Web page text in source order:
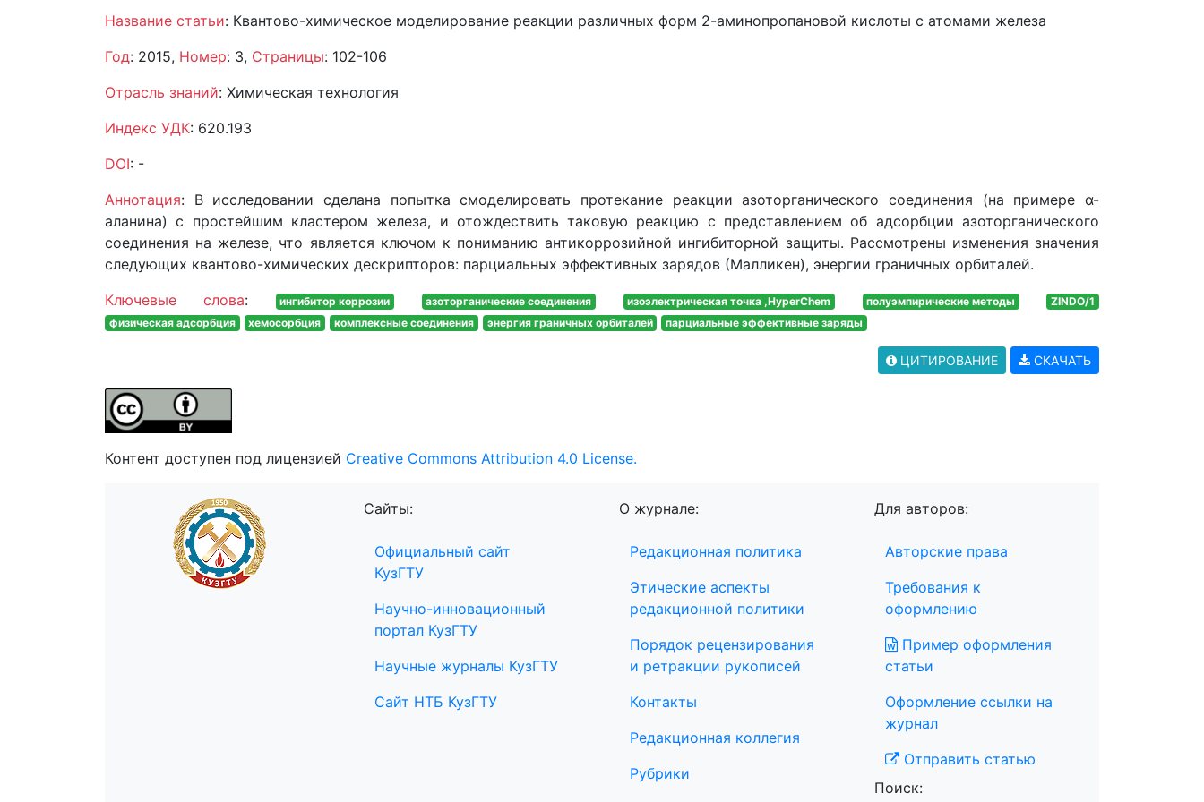
Название статьи: Квантово-химическое моделирование реакции различных форм 2-аминопропановой кислоты с атомами железа
Год: 2015, Номер: 3, Страницы: 102-106
Отрасль знаний: Химическая технология
Индекс УДК: 620.193
DOI: -
Аннотация: В исследовании сделана попытка смоделировать протекание реакции азоторганического соединения (на примере α-
аланина) с простейшим кластером железа, и отождествить таковую реакцию с представлением об адсорбции азоторганического
соединения на железе, что является ключом к пониманию антикоррозийной ингибиторной защиты. Рассмотрены изменения значения
следующих квантово-химических дескрипторов: парциальных эффективных зарядов (Малликен), энергии граничных орбиталей.
Ключевые слова: ингибитор коррозии aзоторганические соединения изоэлектрическая точка ,HyperChem полуэмпирические методы
ZINDO/1
физическая адсорбция
хемосорбция комплексные соединения энергия граничных орбиталей парциальные эффективные заряды
ЦИТИРОВАНИЕ СКАЧАТЬ
Контент доступен под лицензией Creative Commons Attribution 4.0 License.
Сайты:
Официальный сайт
КузГТУ
Научно-инновационный
портал КузГТУ
Научные журналы КузГТУ
Сайт НТБ КузГТУ
О журнале:
Редакционная политика
Этические аспекты
редакционной политики
Порядок рецензирования
и ретракции рукописей
Контакты
Редакционная коллегия
Рубрики
Для авторов:
Авторские права
Требования к
оформлению
Пример оформления
статьи
Оформление ссылки на
журнал
Отправить статью
Поиск: